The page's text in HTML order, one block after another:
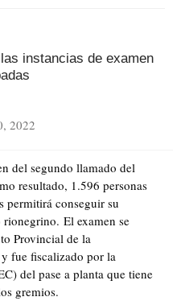
instancias de examen
2022
del segundo llamado del
resultado, 1.596 personas
permitirá conseguir su
El examen se
Provincial de la
fue fiscalizado por la
del pase a planta que tiene
gremios.